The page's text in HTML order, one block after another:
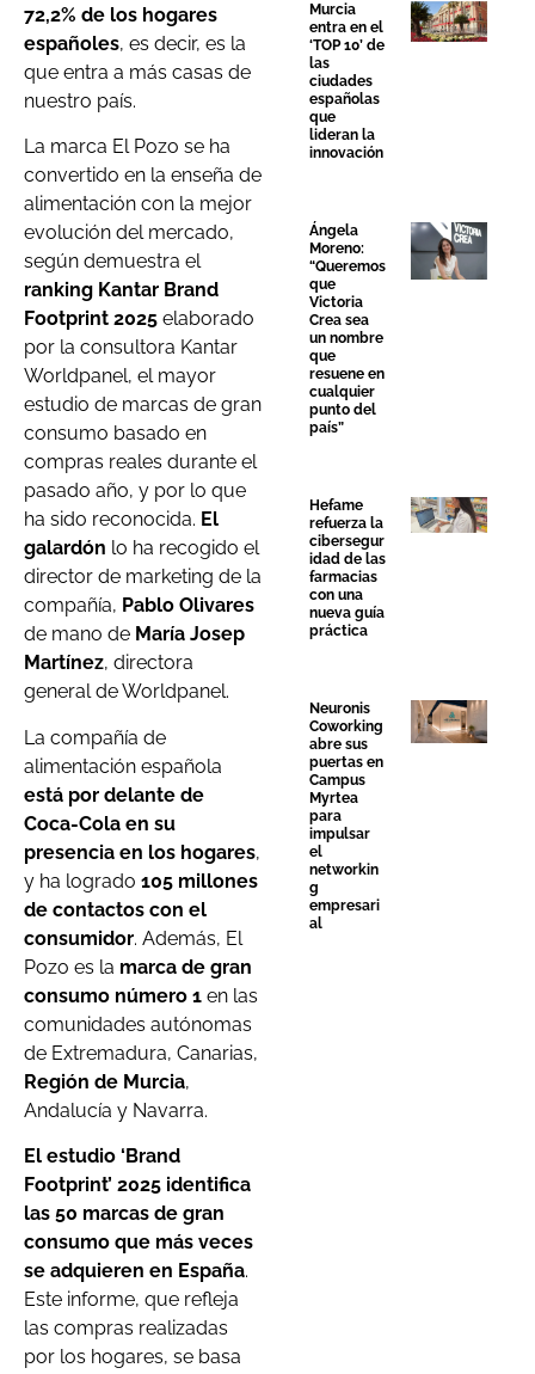
72,2% de los hogares
españoles, es decir, es la
que entra a más casas de
nuestro país.
La marca El Pozo se ha
convertido en la enseña de
alimentación con la mejor
evolución del mercado,
según demuestra el
ranking Kantar Brand
Footprint 2025 elaborado
por la consultora Kantar
Worldpanel, el mayor
estudio de marcas de gran
consumo basado en
compras reales durante el
pasado año, y por lo que
ha sido reconocida. El
galardón lo ha recogido el
director de marketing de la
compañía, Pablo Olivares
de mano de María Josep
Martínez, directora
general de Worldpanel.
La compañía de
alimentación española
está por delante de
Coca-Cola en su
presencia en los hogares,
y ha logrado 105 millones
de contactos con el
consumidor. Además, El
Pozo es la marca de gran
consumo número 1 en las
comunidades autónomas
de Extremadura, Canarias,
Región de Murcia,
Andalucía y Navarra.
El estudio ‘Brand
Footprint’ 2025 identifica
las 50 marcas de gran
consumo que más veces
se adquieren en España.
Este informe, que refleja
las compras realizadas
por los hogares, se basa
Murcia
entra en el
‘TOP 10’ de
las
ciudades
españolas
que
lideran la
innovación
Ángela
Moreno:
“Queremos
que
Victoria
Crea sea
un nombre
que
resuene en
cualquier
punto del
país”
Hefame
refuerza la
cibersegur
idad de las
farmacias
con una
nueva guía
práctica
Neuronis
Coworking
abre sus
puertas en
Campus
Myrtea
para
impulsar
el
networkin
g
empresari
al